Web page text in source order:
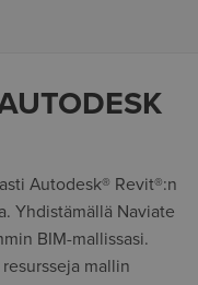
Autodesk® Revit®:n
Yhdistämällä Naviate
BIM-mallissasi.
mallin